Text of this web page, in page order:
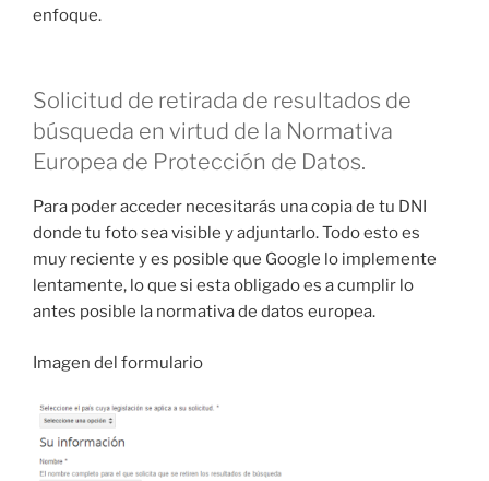
enfoque.
Solicitud de retirada de resultados de
búsqueda en virtud de la Normativa
Europea de Protección de Datos.
Para poder acceder necesitarás una copia de tu DNI
donde tu foto sea visible y adjuntarlo. Todo esto es
muy reciente y es posible que Google lo implemente
lentamente, lo que si esta obligado es a cumplir lo
antes posible la normativa de datos europea.
Imagen del formulario